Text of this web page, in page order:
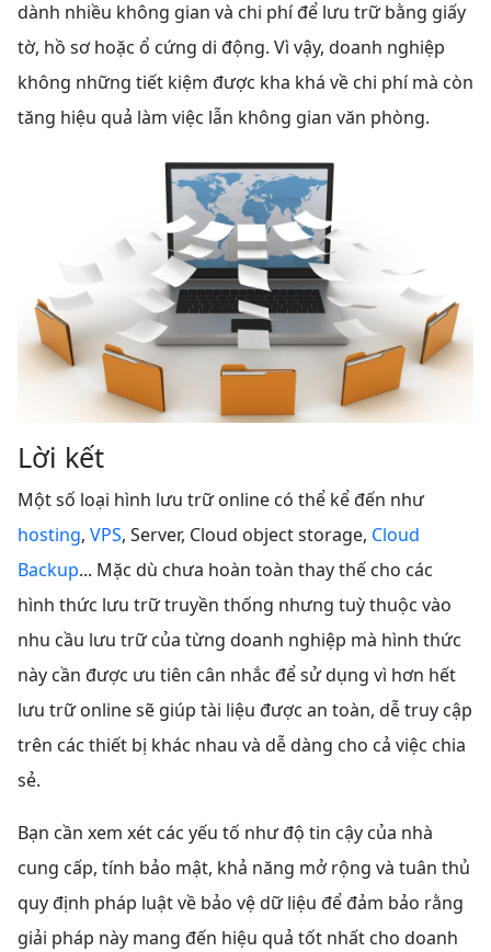
dành nhiều không gian và chi phí để lưu trữ bằng giấy
tờ, hồ sơ hoặc ổ cứng di động. Vì vậy, doanh nghiệp
không những tiết kiệm được kha khá về chi phí mà còn
tăng hiệu quả làm việc lẫn không gian văn phòng.
Lời kết
Một số loại hình lưu trữ online có thể kể đến như
hosting, VPS, Server, Cloud object storage, Cloud
Backup... Mặc dù chưa hoàn toàn thay thế cho các
hình thức lưu trữ truyền thống nhưng tuỳ thuộc vào
nhu cầu lưu trữ của từng doanh nghiệp mà hình thức
này cần được ưu tiên cân nhắc để sử dụng vì hơn hết
lưu trữ online sẽ giúp tài liệu được an toàn, dễ truy cập
trên các thiết bị khác nhau và dễ dàng cho cả việc chia
sẻ.
Bạn cần xem xét các yếu tố như độ tin cậy của nhà
cung cấp, tính bảo mật, khả năng mở rộng và tuân thủ
quy định pháp luật về bảo vệ dữ liệu để đảm bảo rằng
giải pháp này mang đến hiệu quả tốt nhất cho doanh